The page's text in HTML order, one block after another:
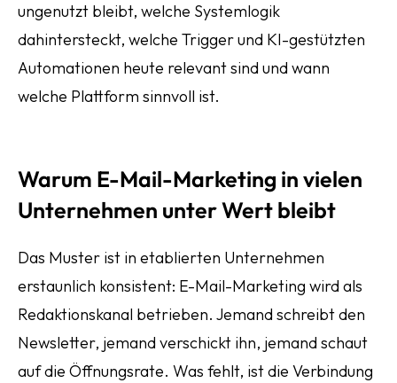
ungenutzt bleibt, welche Systemlogik
dahintersteckt, welche Trigger und KI-gestützten
Automationen heute relevant sind und wann
welche Plattform sinnvoll ist.
Warum E-Mail-Marketing in vielen
Unternehmen unter Wert bleibt
Das Muster ist in etablierten Unternehmen
erstaunlich konsistent: E-Mail-Marketing wird als
Redaktionskanal betrieben. Jemand schreibt den
Newsletter, jemand verschickt ihn, jemand schaut
auf die Öffnungsrate. Was fehlt, ist die Verbindung